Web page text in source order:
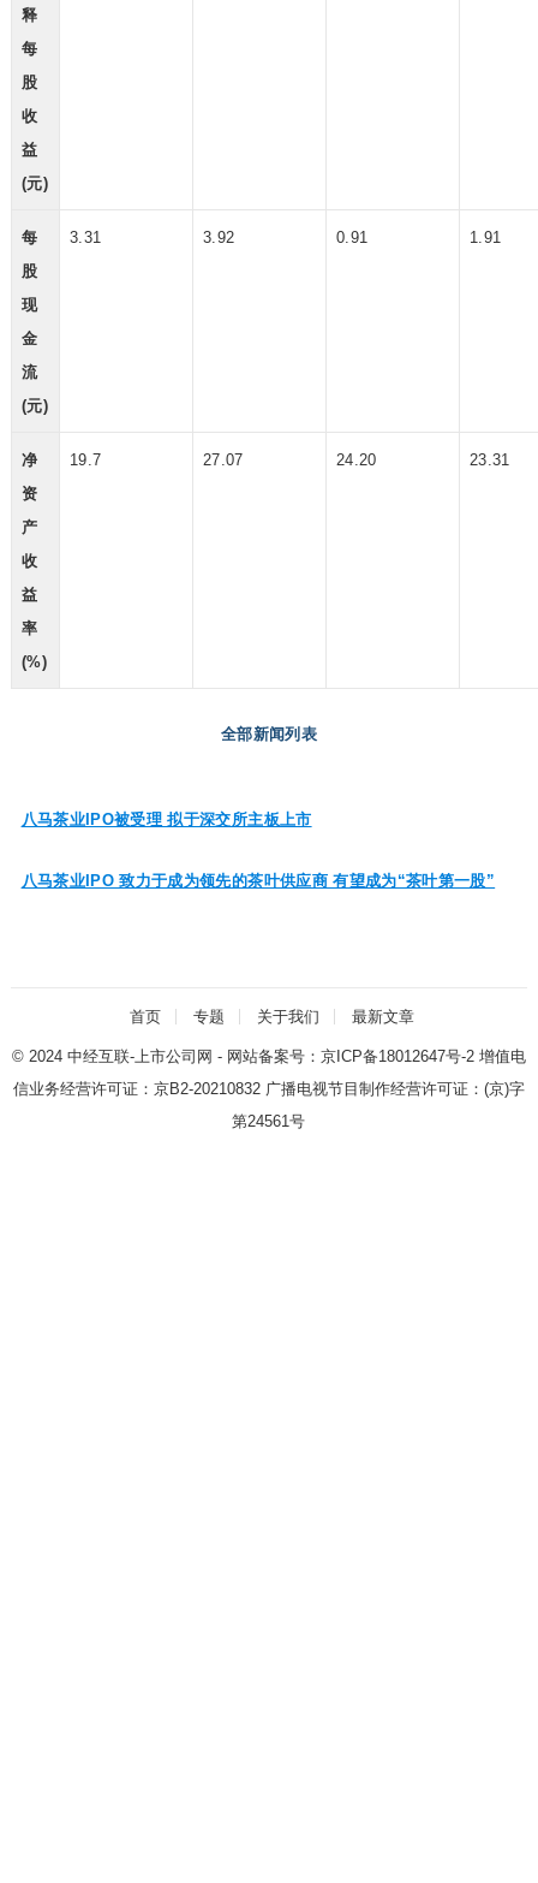
释
每
股
收
益
(元)
每
股
现
金
流
(元)
3.31 3.92 0.91 1.91
净
资
产
收
益
率
(%)
19.7 27.07 24.20 23.31
全部新闻列表
八马茶业IPO被受理 拟于深交所主板上市
八马茶业IPO 致力于成为领先的茶叶供应商 有望成为“茶叶第一股”
首页 专题 关于我们 最新文章
© 2024 中经互联-上市公司网 - 网站备案号： 京ICP备18012647号-2增值电
信业务经营许可证： 京B2-20210832广播电视节目制作经营许可证： (京)字
第24561号